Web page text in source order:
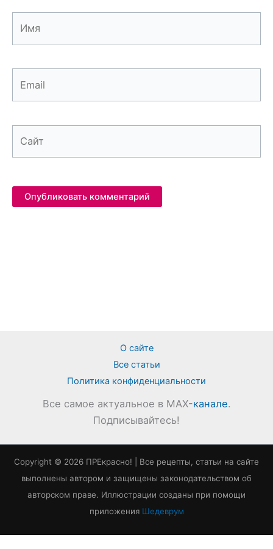
О сайте
Все статьи
Политика конфиденциальности
Все самое актуальное в MAX-канале.
Подписывайтесь!
Copyright © 2026 ПРЕкрасно! | Все рецепты, статьи на сайте
выполнены автором и защищены законодательством об
авторском праве. Иллюстрации созданы при помощи
приложения Шедеврум